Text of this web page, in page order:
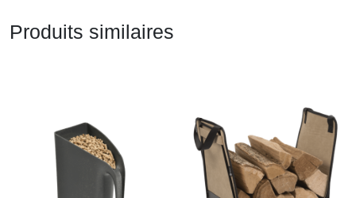
BÛCHES
DIXNEUF
Produits similaires